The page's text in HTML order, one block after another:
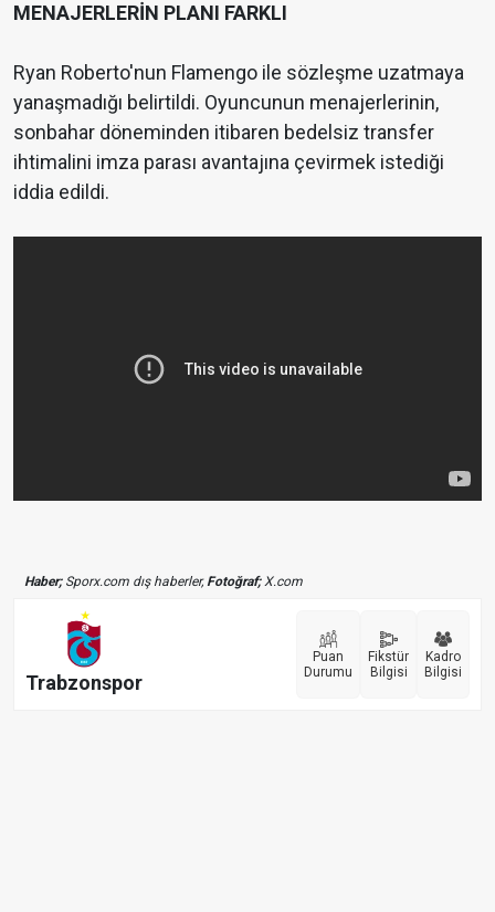
MENAJERLERİN PLANI FARKLI
Ryan Roberto'nun Flamengo ile sözleşme uzatmaya
yanaşmadığı belirtildi. Oyuncunun menajerlerinin,
sonbahar döneminden itibaren bedelsiz transfer
ihtimalini imza parası avantajına çevirmek istediği
iddia edildi.
Haber;Sporx.com dış haberler, Fotoğraf;X.com
Trabzonspor
Puan
Durumu
Fikstür
Bilgisi
Kadro
Bilgisi